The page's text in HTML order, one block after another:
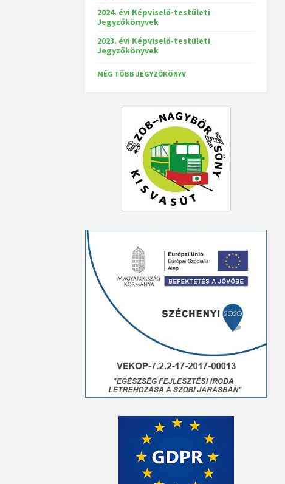
2024. évi Képviselő-testületi
Jegyzőkönyvek
2023. évi Képviselő-testületi
Jegyzőkönyvek
MÉG TÖBB JEGYZŐKÖNYV